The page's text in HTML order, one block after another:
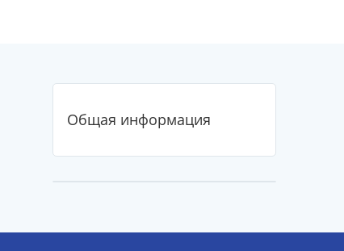
Общая информация